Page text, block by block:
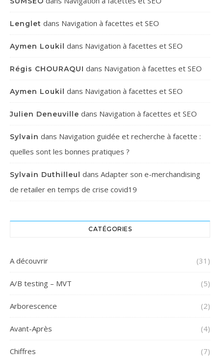
Lenglet dans Navigation à facettes et SEO
Aymen Loukil dans Navigation à facettes et SEO
Régis CHOURAQUI dans Navigation à facettes et SEO
Aymen Loukil dans Navigation à facettes et SEO
Julien Deneuville dans Navigation à facettes et SEO
Sylvain dans Navigation guidée et recherche à facette :
quelles sont les bonnes pratiques ?
Sylvain Duthilleul dans Adapter son e-merchandising
de retailer en temps de crise covid19
CATÉGORIES
A découvrir (31)
A/B testing – MVT (5)
Arborescence (2)
Avant-Après (4)
Chiffres (7)